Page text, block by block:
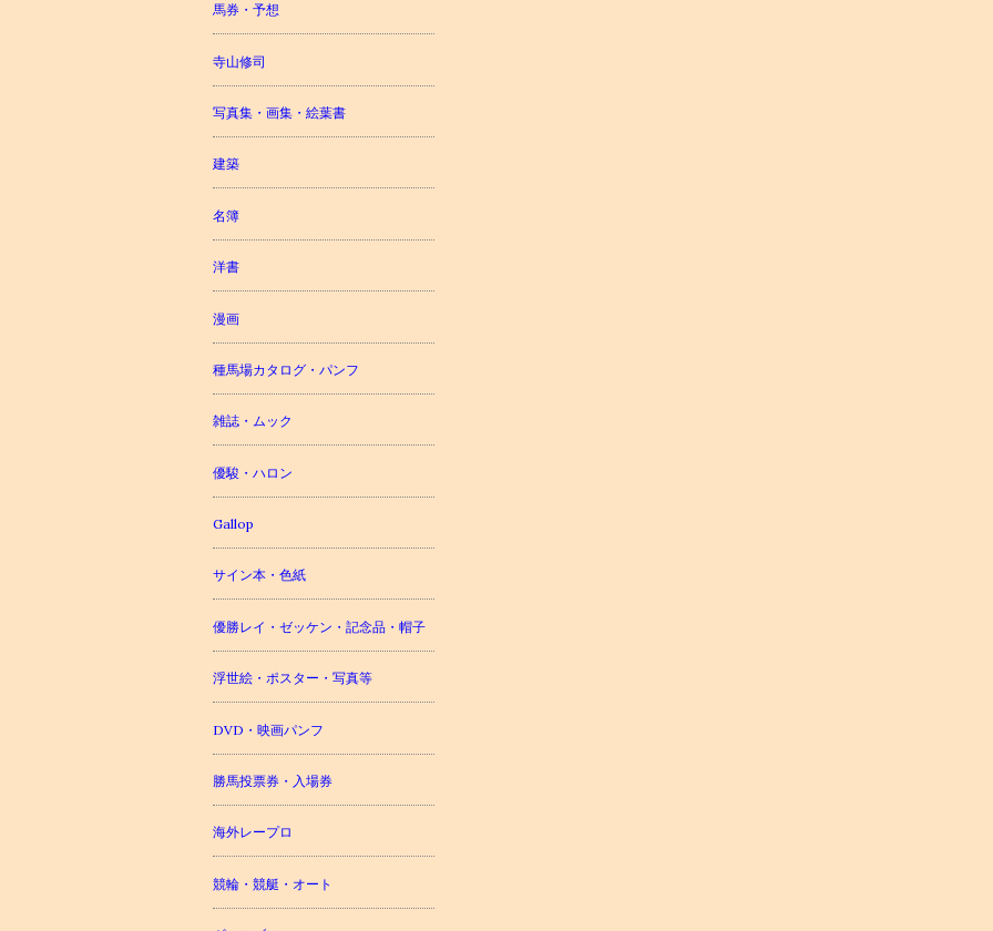
馬券・予想
寺山修司
写真集・画集・絵葉書
建築
名簿
洋書
漫画
種馬場カタログ・パンフ
雑誌・ムック
優駿・ハロン
Gallop
サイン本・色紙
優勝レイ・ゼッケン・記念品・帽子
浮世絵・ポスター・写真等
DVD・映画パンフ
勝馬投票券・入場券
海外レープロ
競輪・競艇・オート